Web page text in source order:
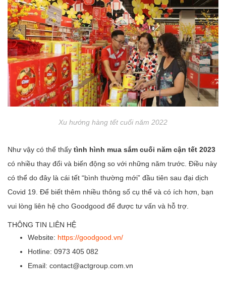
Xu hướng hàng tết cuối năm 2022
Như vậy có thể thấy tình hình mua sắm cuối năm cận tết 2023
có nhiều thay đổi và biến động so với những năm trước. Điều này
có thể do đây là cái tết “bình thường mới” đầu tiên sau đại dịch
Covid 19. Để biết thêm nhiều thông số cụ thể và có ích hơn, bạn
vui lòng liên hệ cho Goodgood để được tư vấn và hỗ trợ.
THÔNG TIN LIÊN HỆ
Website: https://goodgood.vn/
Hotline: 0973 405 082
Email: contact@actgroup.com.vn